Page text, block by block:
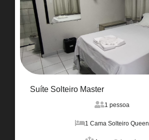
Suíte Solteiro Master
1 pessoa
1 Cama Solteiro Queen